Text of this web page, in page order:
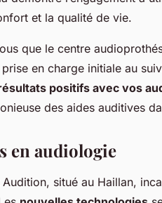
et la qualité de vie.
que le centre
en charge initiale au
positifs avec vos
des aides auditives
en audiologie
Audition, situé au Haillan,